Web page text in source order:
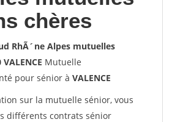
chères
RhÃ´ne Alpes mutuelles
Mutuelle
pour sénior à VALENCE
sur la mutuelle sénior, vous
différents contrats sénior